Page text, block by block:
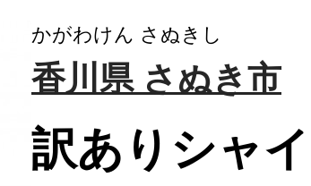
かがわけん さぬきし
香川県 さぬき市
訳ありシャ